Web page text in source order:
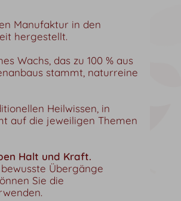
Manufaktur in den
hergestellt.
Wachs, das zu 100 % aus
stammt, naturreine
Heilwissen, in
auf die jeweiligen Themen
Halt und Kraft.
Übergänge
Sie die